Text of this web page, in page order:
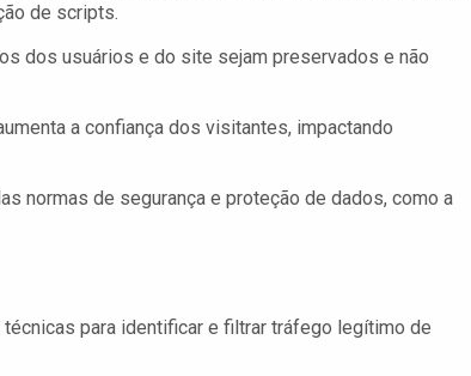
de scripts.
dos usuários e do site sejam preservados e não
a confiança dos visitantes, impactando
normas de segurança e proteção de dados, como a
para identificar e filtrar tráfego legítimo de